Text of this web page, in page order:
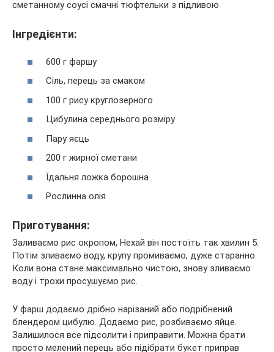
Інгредієнти:
600 г фаршу
Сіль, перець за смаком
100 г рису круглозерного
Цибулина середнього розміру
Пару яєць
200 г жирної сметани
Їдальня ложка борошна
Рослинна олія
Приготування:
Заливаємо рис окропом, Нехай він постоїть так хвилин 5.
Потім зливаємо воду, крупу промиваємо, дуже старанно.
Коли вона стане максимально чистою, знову зливаємо
воду і трохи просушуємо рис.
У фарш додаємо дрібно нарізаний або подрібнений
блендером цибулю. Додаємо рис, розбиваємо яйце.
Залишилося все підсолити і приправити. Можна брати
просто мелений перець або підібрати букет приправ